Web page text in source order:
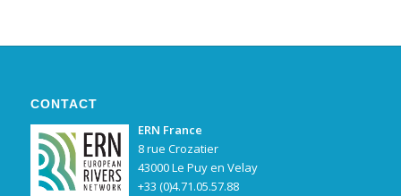
CONTACT
ERN France
8 rue Crozatier
43000 Le Puy en Velay
+33 (0)4.71.05.57.88